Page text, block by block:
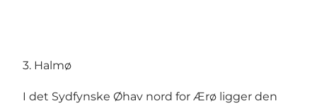
3. Halmø
I det Sydfynske Øhav nord for Ærø ligger den